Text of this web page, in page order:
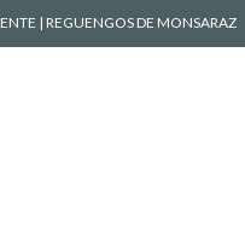
| REGUENGOS DE MONSARAZ